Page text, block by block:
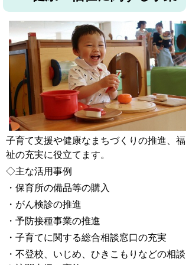
子育て支援や健康なまちづくりの推進、福
祉の充実に役立てます。
◇主な活用事例
・保育所の備品等の購入
・がん検診の推進
・予防接種事業の推進
・子育てに関する総合相談窓口の充実
・不登校、いじめ、ひきこもりなどの相談